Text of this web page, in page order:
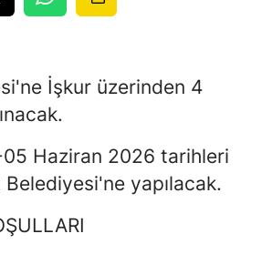
İşkur üzerinden 4
Haziran 2026 tarihleri
Belediyesi'ne yapılacak.